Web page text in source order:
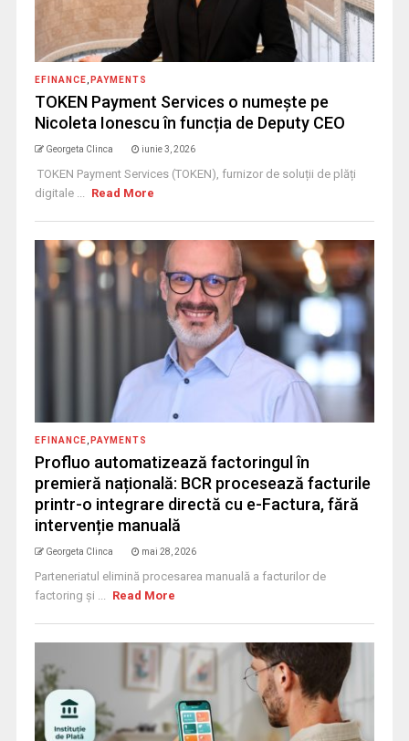
EFINANCE PAYMENTS
TOKEN Payment Services o numește pe
Nicoleta Ionescu în funcția de Deputy CEO
Georgeta Clinca iunie 3, 2026
TOKEN Payment Services (TOKEN), furnizor de soluții de plăți
digitale ... Read More
EFINANCE PAYMENTS
Profluo automatizează factoringul în
premieră națională: BCR procesează facturile
printr-o integrare directă cu e-Factura, fără
intervenție manuală
Georgeta Clinca mai 28, 2026
Parteneriatul elimină procesarea manuală a facturilor de
factoring și ... Read More